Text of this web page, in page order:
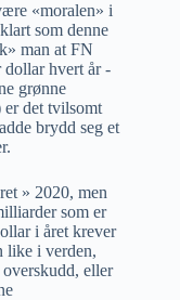
«moralen» i
som denne
man at FN
hvert år -
grønne
er det tvilsomt
brydd seg et
» 2020, men
som er
i året krever
like i verden,
eller